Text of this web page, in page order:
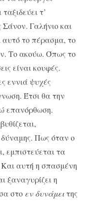
τ’
Γαλήνιο και
αυτό το πέρασμα, το
Το ακούω. Όπως το
είναι κουφές.
εννιά ψυχές
Έτσι θα την
επανόρθωση.
Πως όταν ο
εμπιστεύεται τα
αυτή η σπασμένη
ξαναγυρίζει η
στο εν δυνάμειτης